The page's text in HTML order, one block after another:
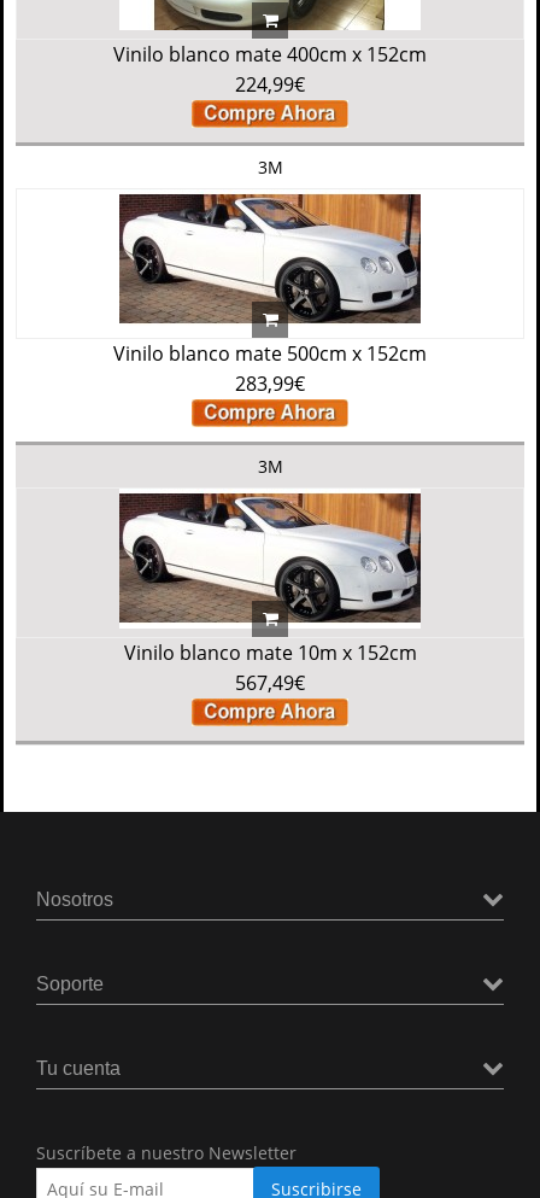
Vinilo blanco mate 400cm x 152cm
224,99€
3M
Vinilo blanco mate 500cm x 152cm
283,99€
3M
Vinilo blanco mate 10m x 152cm
567,49€
Nosotros
Soporte
Tu cuenta
Suscríbete a nuestro Newsletter